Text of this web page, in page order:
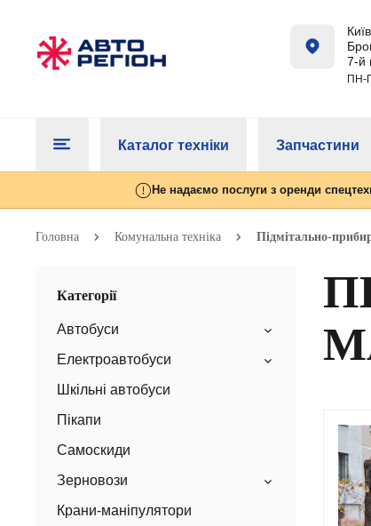
7-й
ПН-
Каталог техніки Запчастини
Не надаємо послуги з оренди
Головна Комунальна техніка Підмітально-
Категорії
Автобуси
Електроавтобуси
Шкільні автобуси
Пікапи
Самоскиди
Зерновози
Крани-маніпулятори